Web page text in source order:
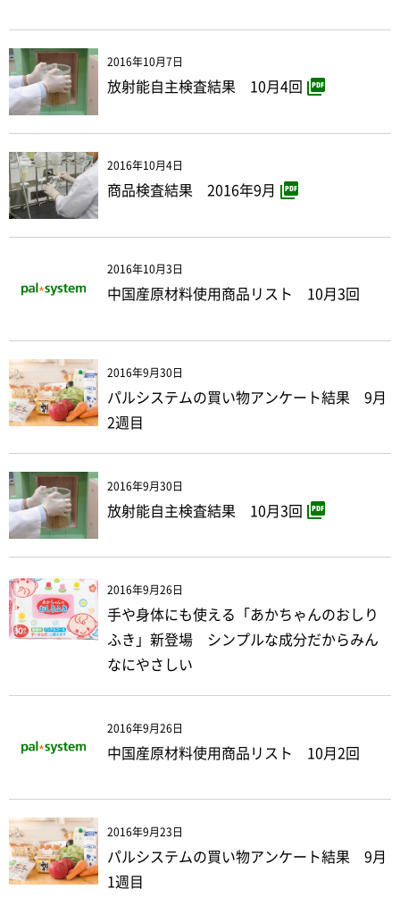
2016年10月7日
放射能自主検査結果 10月4回
2016年10月4日
商品検査結果 2016年9月
2016年10月3日
中国産原材料使用商品リスト 10月3回
2016年9月30日
パルシステムの買い物アンケート結果 9月
2週目
2016年9月30日
放射能自主検査結果 10月3回
2016年9月26日
手や身体にも使える「あかちゃんのおしり
ふき」新登場 シンプルな成分だからみん
なにやさしい
2016年9月26日
中国産原材料使用商品リスト 10月2回
2016年9月23日
パルシステムの買い物アンケート結果 9月
1週目